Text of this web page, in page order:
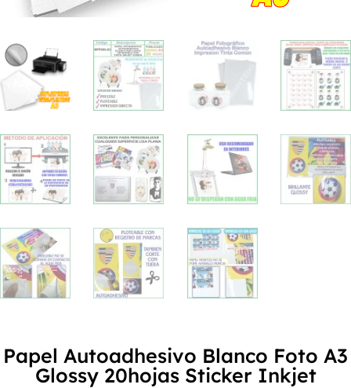
Papel Autoadhesivo Blanco Foto A3
Glossy 20hojas Sticker Inkjet